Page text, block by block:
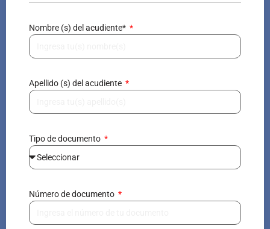
Nombre (s) del acudiente*
Apellido (s) del acudiente
Tipo de documento
Número de documento